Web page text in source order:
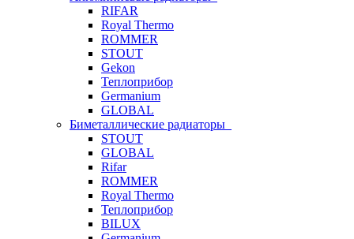
RIFAR
Royal Thermo
ROMMER
STOUT
Gekon
Теплоприбор
Germanium
GLOBAL
Биметаллические радиаторы
STOUT
GLOBAL
Rifar
ROMMER
Royal Thermo
Теплоприбор
BILUX